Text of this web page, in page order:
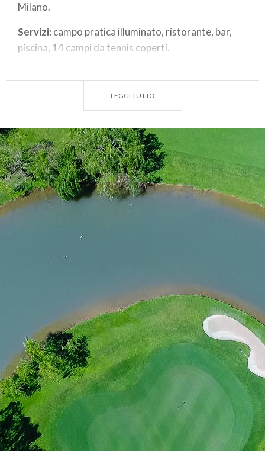
Milano.
Servizi: campo pratica illuminato, ristorante, bar,
piscina, 14 campi da tennis coperti.
Lunghezza:5914 m
Apertura stagionale:tutto l’anno
Giorno di chiusura:lunedi (non festivo)
LEGGI TUTTO